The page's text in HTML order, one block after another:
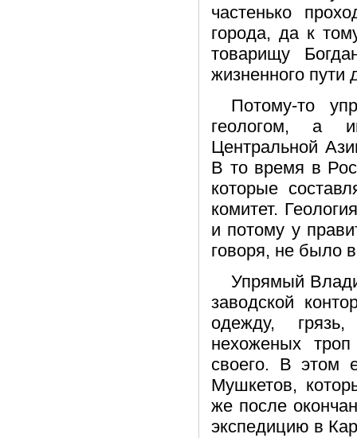
частенько
города, да к
товарищу
жизненного пути
Потому-то
геологом, а
Центральной
В то время в
которые
комитет.
и потому у
говоря, не было
Упрямый
заводской
одежду,
нехоженых
своего. В этом
Мушкетов,
же после
экспедицию в